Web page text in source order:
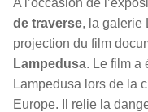
de traverse, la galerie
projection du film
Lampedusa. Le film a
Lampedusa lors de la
Europe. Il relie la